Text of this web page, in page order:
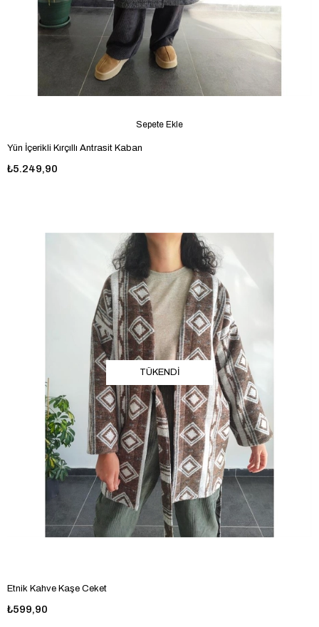
Yün İçerikli Kırçıllı Antrasit Kaban
₺5.249,90
Sepete Ekle
TÜKENDI
Etnik Kahve Kaşe Ceket
₺599,90